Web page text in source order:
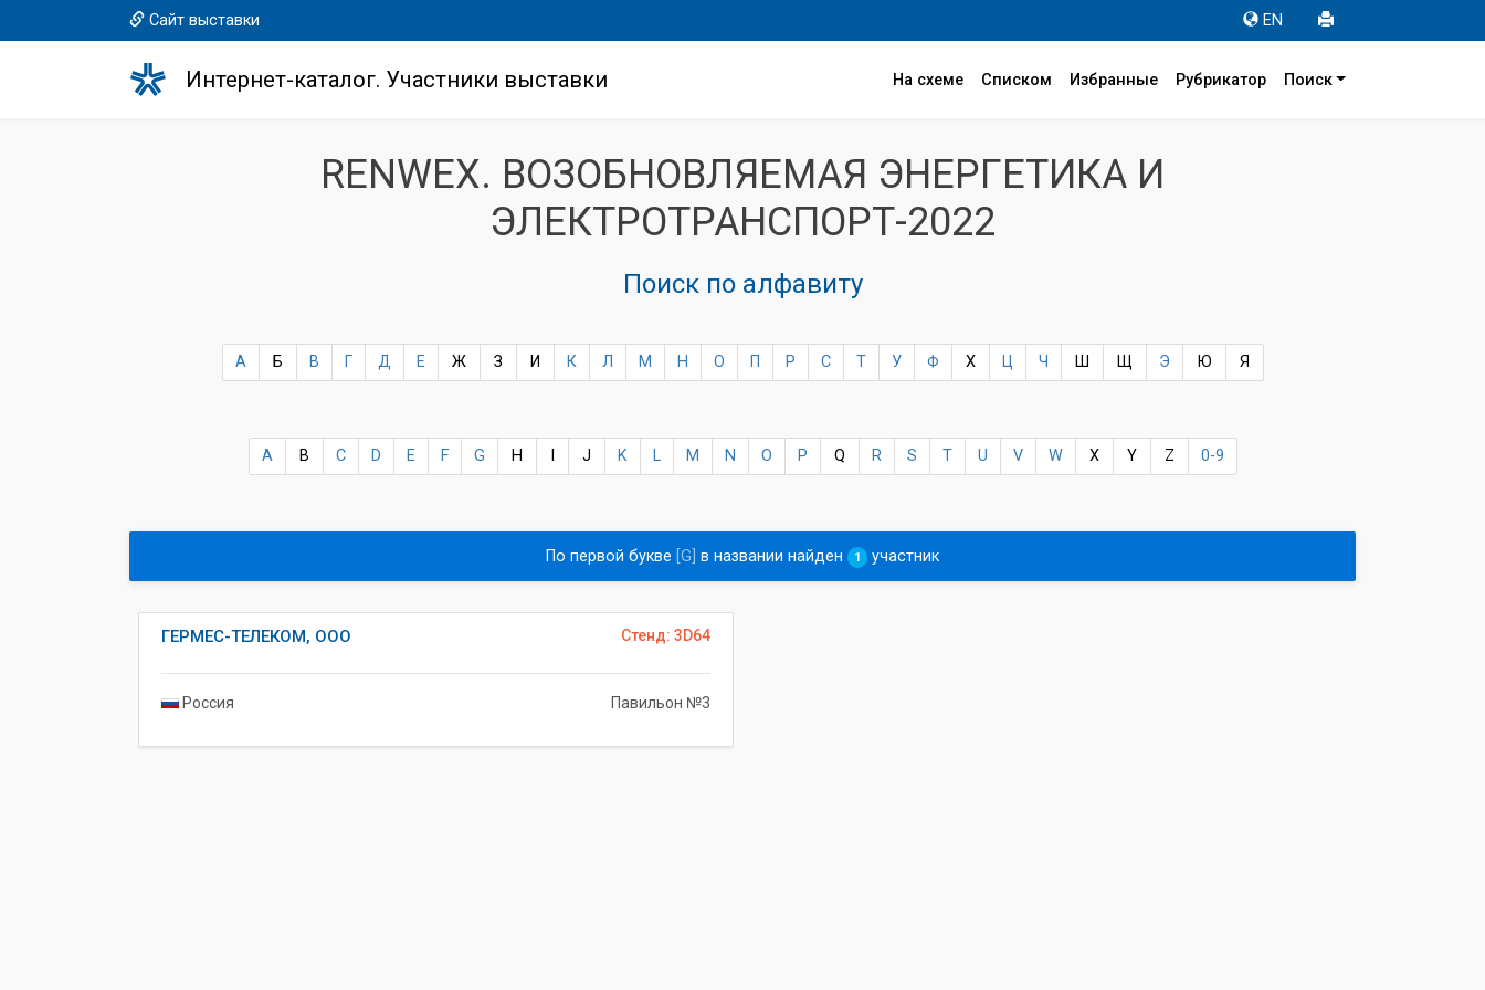
Сайт выставки EN
Интернет-каталог. Участники выставки На схеме Списком Избранные Рубрикатор Поиск
RENWEX. ВОЗОБНОВЛЯЕМАЯ ЭНЕРГЕТИКА И
ЭЛЕКТРОТРАНСПОРТ-2022
Поиск по алфавиту
А Б В Г Д Е Ж З И К Л М Н О П Р С Т У Ф Х Ц Ч Ш Щ Э Ю Я
A B C D E F G H J K L M N O P Q R S T U V W X Y Z 0-9
По первой букве [G] в названии найден 1 участник
Стенд: 3D64
ГЕРМЕС-ТЕЛЕКОМ, ООО
Россия Павильон №3